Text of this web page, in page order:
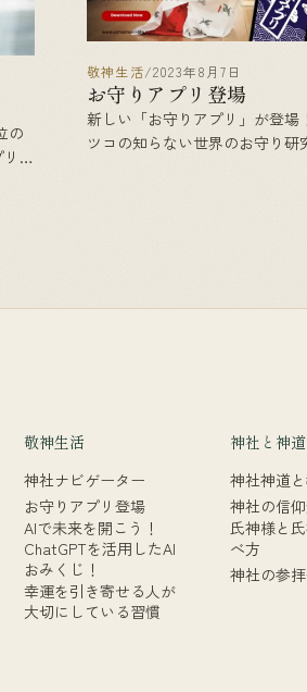
の
な
敬神生活/2023年8月7日
お守りアプリ登場
新しい「お守りアプリ」が登場
ツコの知らない世界のお守り研
敬神生活
神社ナビゲーター
お守りアプリ登場
AIで未来を開こう！
ChatGPTを活用したAI
おみくじ！
幸運を引き寄せる人が
大切にしている習慣
神社と神道
神社神道
神社の信
氏神様と
べ方
神社の参